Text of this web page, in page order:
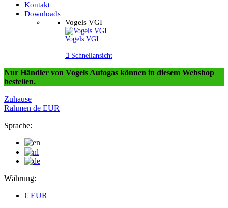
Kontakt
Downloads
Vogels VGI
Vogels VGI
 Schnellansicht
Nur Händler von Vogels Autogas können in diesem Webshop
bestellen.
Zuhause
Rahmen de EUR
Sprache:
Währung:
€ EUR